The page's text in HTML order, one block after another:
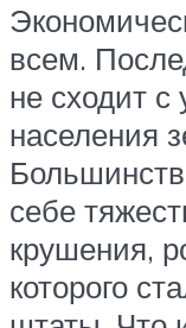
всем.
не сходит с
населения
себе
крушения,
которого